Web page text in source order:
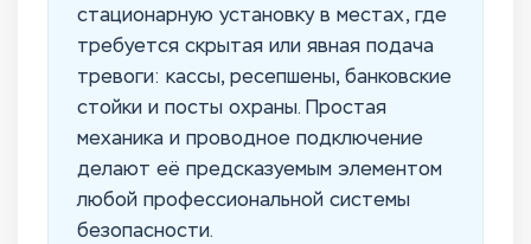
стационарную установку в местах, где
требуется скрытая или явная подача
тревоги: кассы, ресепшены, банковские
стойки и посты охраны. Простая
механика и проводное подключение
делают её предсказуемым элементом
любой профессиональной системы
безопасности.